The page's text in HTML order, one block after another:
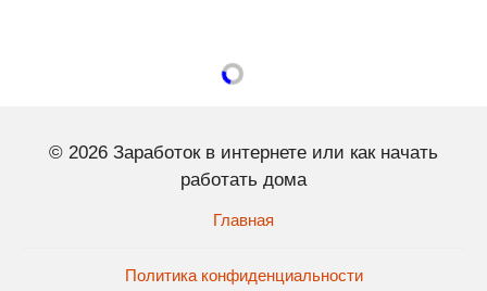
© 2026 Заработок в интернете или как начать
работать дома
Главная
Политика конфиденциальности